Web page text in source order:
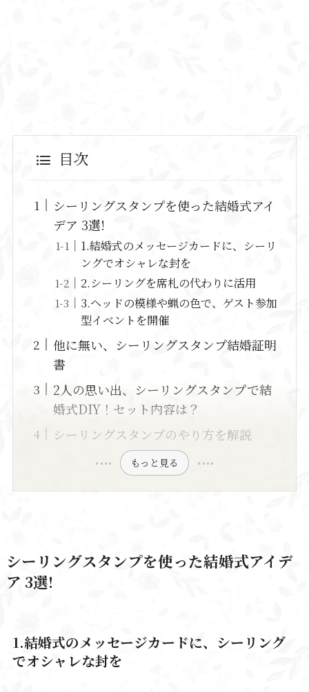
目次
シーリングスタンプを使った結婚式アイ
デア 3選!
1.結婚式のメッセージカードに、シーリ
ングでオシャレな封を
2.シーリングを席札の代わりに活用
3.ヘッドの模様や蝋の色で、ゲスト参加
型イベントを開催
他に無い、シーリングスタンプ結婚証明
書
2人の思い出、シーリングスタンプで結
婚式DIY！セット内容は？
シーリングスタンプのやり方を解説
もっと見る
シーリングスタンプを使った結婚式アイデ
ア 3選!
1.結婚式のメッセージカードに、シーリング
でオシャレな封を